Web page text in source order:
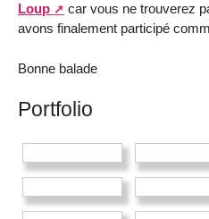
Loup
car vous ne trouverez
avons finalement participé
Bonne balade
Portfolio